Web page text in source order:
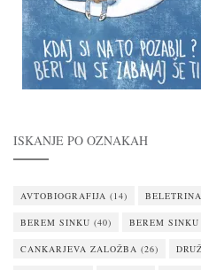
ISKANJE PO OZNAKAH
AVTOBIOGRAFIJA (14) BELETRINA
BEREM SINKU (40) BEREM SINKU
CANKARJEVA ZALOŽBA (26)